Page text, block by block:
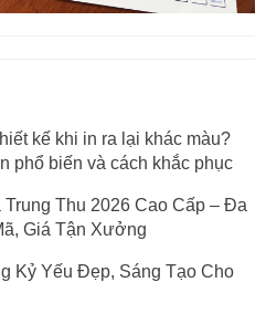
kế khi in ra lại khác màu?
phổ biến và cách khắc phục
Trung Thu 2026 Cao Cấp – Đa
Giá Tận Xưởng
Kỷ Yếu Đẹp, Sáng Tạo Cho